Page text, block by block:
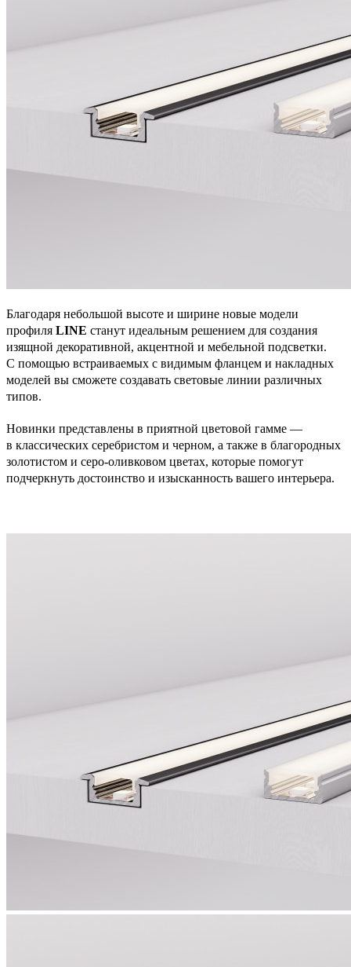
Благодаря небольшой высоте и ширине новые модели
профиля LINE станут идеальным решением для создания
изящной декоративной, акцентной и мебельной подсветки.
С помощью встраиваемых с видимым фланцем и накладных
моделей вы сможете создавать световые линии различных
типов.
Новинки представлены в приятной цветовой гамме —
в классических серебристом и черном, а также в благородных
золотистом и серо-оливковом цветах, которые помогут
подчеркнуть достоинство и изысканность вашего интерьера.